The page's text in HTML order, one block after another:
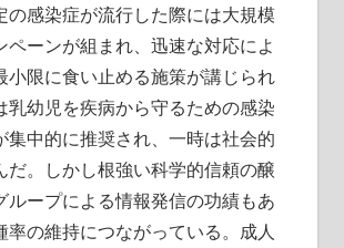
の感染症が流行した際には大規模
ペーンが組まれ、迅速な対応によ
小限に食い止める施策が講じられ
乳幼児を疾病から守るための感染
集中的に推奨され、一時は社会的
だ。しかし根強い科学的信頼の醸
ループによる情報発信の功績もあ
率の維持につながっている。成人